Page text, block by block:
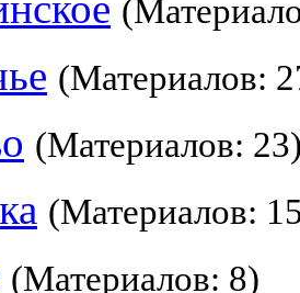
(Материалов:
(Материалов:
(Материалов:
(Материалов: 8)